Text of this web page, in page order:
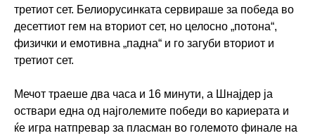
третиот сет. Белиорусинката сервираше за победа во
десеттиот гем на вториот сет, но целосно „потона“,
физички и емотивна „падна“ и го загуби вториот и
третиот сет.
Мечот траеше два часа и 16 минути, а Шнајдер ја
оствари една од најголемите победи во кариерата и
ќе игра натпревар за пласман во големото финале на